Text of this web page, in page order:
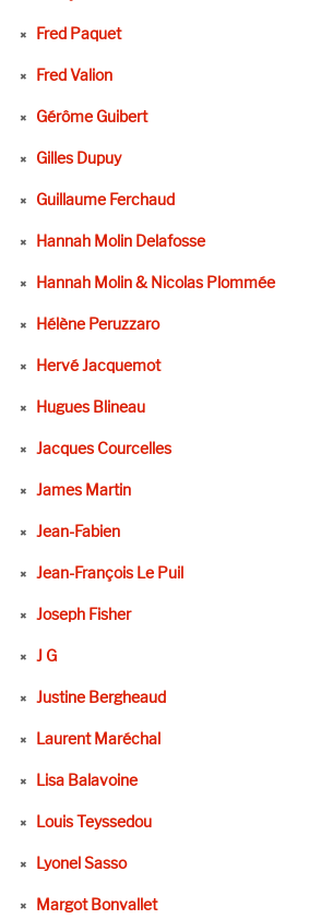
Fred Paquet
Fred Valion
Gérôme Guibert
Gilles Dupuy
Guillaume Ferchaud
Hannah Molin Delafosse
Hannah Molin & Nicolas Plommée
Hélène Peruzzaro
Hervé Jacquemot
Hugues Blineau
Jacques Courcelles
James Martin
Jean-Fabien
Jean-François Le Puil
Joseph Fisher
J G
Justine Bergheaud
Laurent Maréchal
Lisa Balavoine
Louis Teyssedou
Lyonel Sasso
Margot Bonvallet